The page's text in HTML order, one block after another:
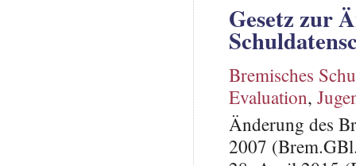
Gesetz zur
Bremisches
Evaluation,
Änderung des
2007